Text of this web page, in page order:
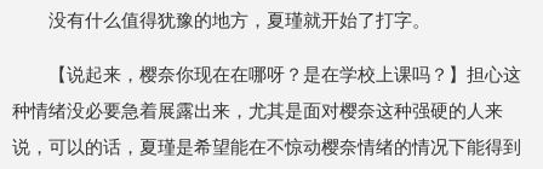
没有什么值得犹豫的地方，夏瑾就开始了打字。
【说起来，樱奈你现在在哪呀？是在学校上课吗？】担心这
种情绪没必要急着展露出来，尤其是面对樱奈这种强硬的人来
说，可以的话，夏瑾是希望能在不惊动樱奈情绪的情况下能得到